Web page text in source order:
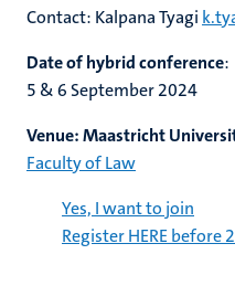
Contact: KalpanaTyagi
Date of hybrid conference:
5 & 6 September 2024
Venue: Maastricht
Faculty of Law
Yes, I want to join
Register HERE before